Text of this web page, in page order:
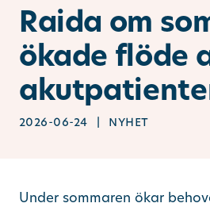
Ändra/avboka
Sök
other languages
Raida om
ökade flöde
2026-06-24 | nyhet
Under sommaren ökar